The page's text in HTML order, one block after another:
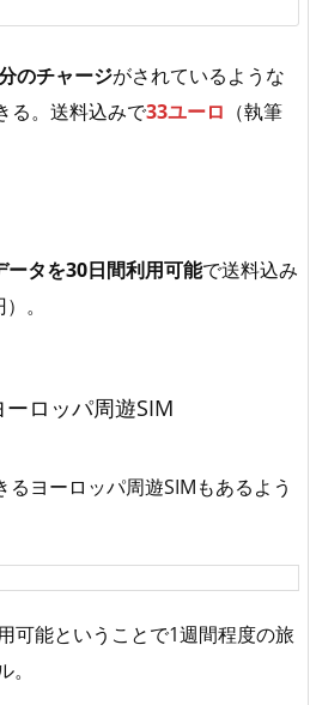
のチャージがされているような
る。送料込みで33ユーロ （執筆
ータを30日間利用可能で送料込み
。
ロッパ周遊SIM
ヨーロッパ周遊SIMもあるよう
可能ということで1週間程度の旅